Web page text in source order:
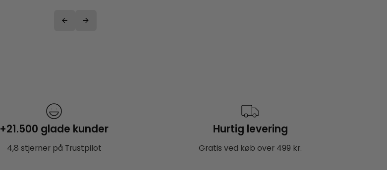
+21.500 glade kunder
4,8 stjerner på Trustpilot
Hurtig levering
Gratis ved køb over 499 kr.